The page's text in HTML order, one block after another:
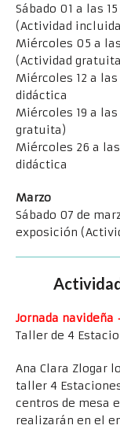
Sábado 01 a las
(Actividad
Miércoles 05 a
(Actividad
Miércoles 12 a las
didáctica
Miércoles 19 a
gratuita)
Miércoles 26 a
didáctica
Marzo
Sábado 07 de
exposición
Jornada navideña
Taller de 4
Ana Clara Zlogar
taller 4
centros de mesa
realizarán en el